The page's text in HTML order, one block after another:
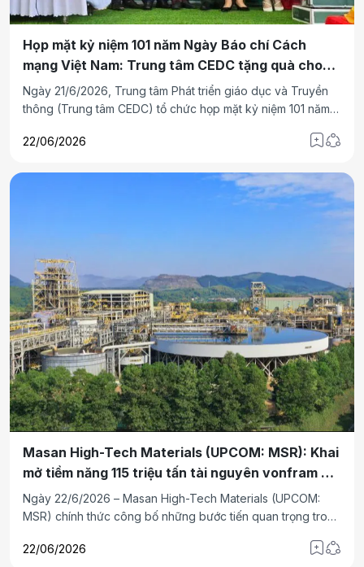
Họp mặt kỷ niệm 101 năm Ngày Báo chí Cách
mạng Việt Nam: Trung tâm CEDC tặng quà cho
học sinh và người cao tuổi
Ngày 21/6/2026, Trung tâm Phát triển giáo dục và Truyền
thông (Trung tâm CEDC) tổ chức họp mặt kỷ niệm 101 năm
với sự tham dự của các tướng lĩnh, sĩ quan QĐND, nhà khoa
22/06/2026
Masan High-Tech Materials (UPCOM: MSR): Khai
mở tiềm năng 115 triệu tấn tài nguyên vonfram đa
kim
Ngày 22/6/2026 – Masan High-Tech Materials (UPCOM:
MSR) chính thức công bố những bước tiến quan trọng trong
vực mỏ Núi Pháo- mở khóa động lực tăng trưởng trong
22/06/2026